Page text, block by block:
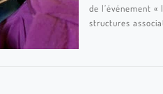
de l’événement
structures